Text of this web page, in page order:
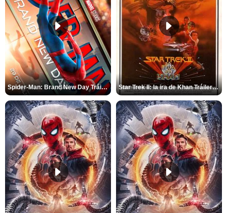
Spider-Man: Brand New Day Tráiler (3) Star Trek II: la ira de Khan Tráiler VO